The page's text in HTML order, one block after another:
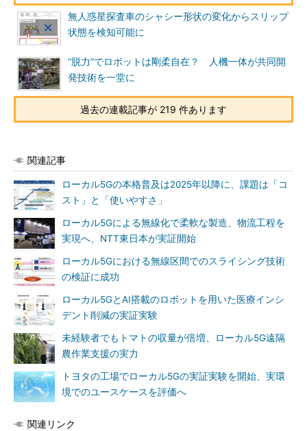
無人惑星探査車のシャシー形状の変化からスリップ
状態を検知可能に
“脱力”でロボットは剛柔自在？ 人機一体が共同開
発技術を一堂に
過去の連載記事が 219 件あります
関連記事
ローカル5Gの本格普及は2025年以降に、課題は「コ
スト」と「使いやすさ」
ローカル5Gによる無線化で柔軟な製造、物流工程を
実現へ、NTT東日本が実証開始
ローカル5Gにおける無線区間でのスライシング技術
の検証に成功
ローカル5GとAI搭載のロボットを用いた医療インシ
デント削減の実証実験
未経験者でもトマトの収量が倍増、ローカル5G遠隔
農作業支援の実力
トヨタの工場でローカル5Gの実証実験を開始、実環
境でのユースケースを評価へ
関連リンク